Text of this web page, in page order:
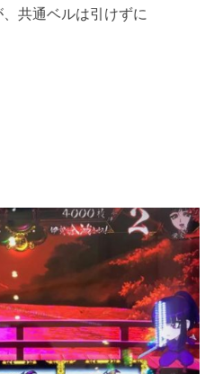
共通ベルは引けずに